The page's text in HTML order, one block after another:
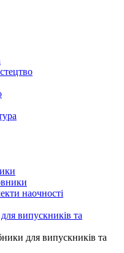
наочності
випускників та
для випускників та